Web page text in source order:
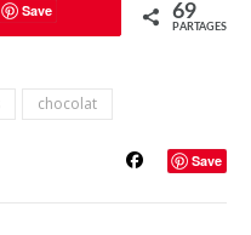
Save 69
PARTAGES
chocolat
Save